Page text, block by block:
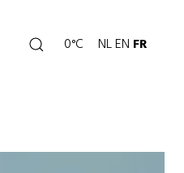
Rechercher
0°C
Page
NLEN FR